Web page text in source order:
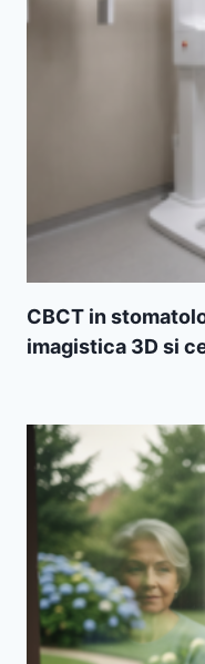
CBCT in
imagistica 3D si